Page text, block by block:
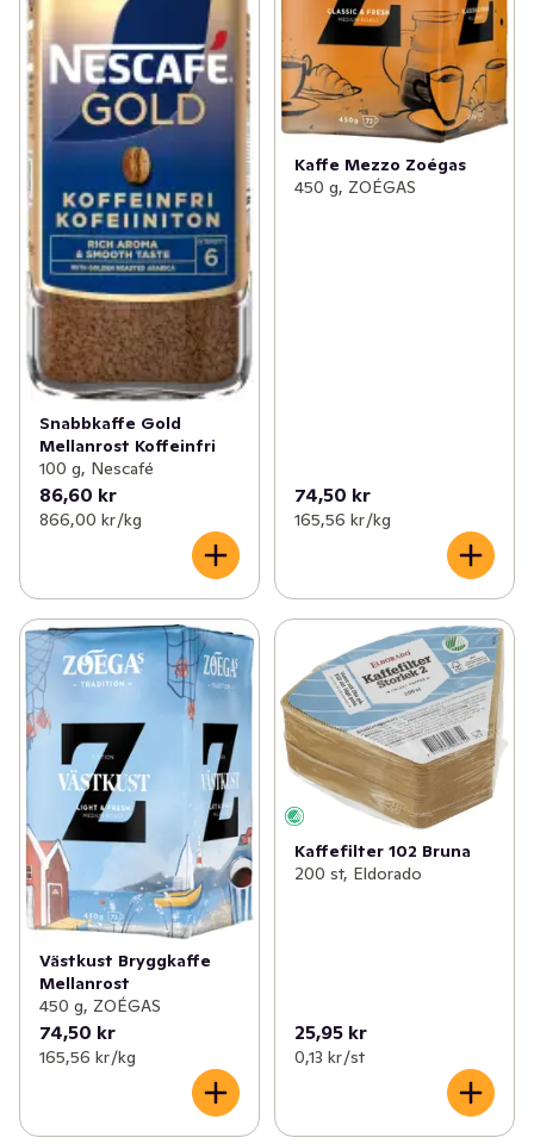
Snabbkaffe Gold
Mellanrost Koffeinfri
100 g, Nescafé
86,60 kr
866,00 kr /kg
Kaffe Mezzo Zoégas
450 g, ZOÉGAS
74,50 kr
165,56 kr /kg
Västkust Bryggkaffe
Mellanrost
450 g, ZOÉGAS
74,50 kr
165,56 kr /kg
Kaffefilter 102 Bruna
200 st, Eldorado
25,95 kr
0,13 kr /st